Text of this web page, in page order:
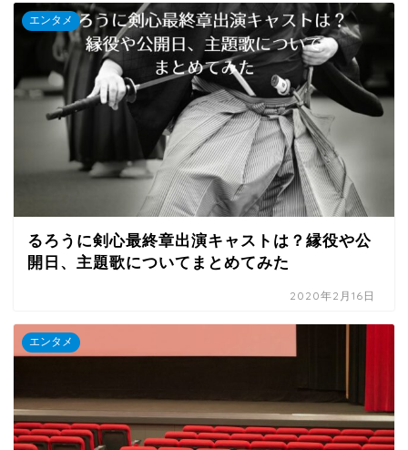
エンタメ
るろうに剣心最終章出演キャストは？縁役や公
開日、主題歌についてまとめてみた
2020年2月16日
エンタメ